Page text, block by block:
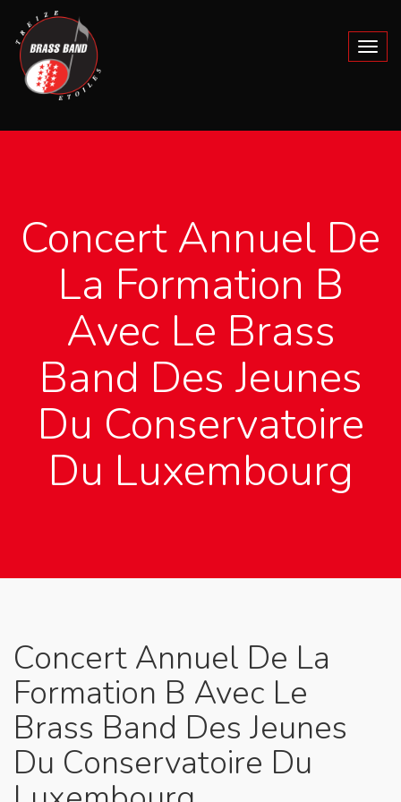
Concert Annuel De
La Formation B
Avec Le Brass
Band Des Jeunes
Du Conservatoire
Du Luxembourg
Concert Annuel De La
Formation B Avec Le
Brass Band Des Jeunes
Du Conservatoire Du